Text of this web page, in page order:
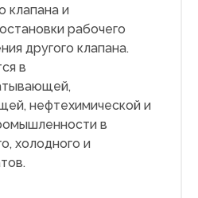
клапана и
рабочего
другого клапана.
в
нефтехимической и
в
холодного и